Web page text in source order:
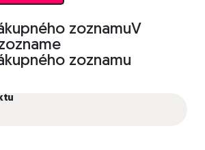
zoznamuV
zoznamu